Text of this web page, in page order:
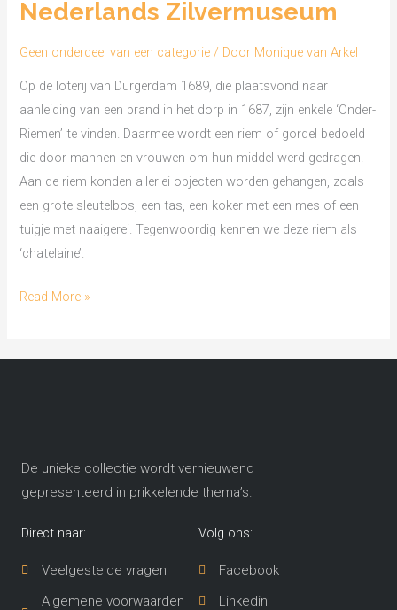
Nederlands Zilvermuseum
Geen onderdeel van een categorie / Door Monique van Arkel
Op de loterij van Durgerdam 1689, die plaatsvond naar
aanleiding van een brand in het dorp in 1687, zijn enkele ‘Onder-
Riemen’ te vinden. Daarmee wordt een riem of gordel bedoeld
die door mannen en vrouwen om hun middel werd gedragen.
Aan de riem konden allerlei objecten worden gehangen, zoals
een grote sleutelbos, een tas, een koker met een mes of een
tuigje met naaigerei. Tegenwoordig kennen we deze riem als
‘chatelaine’.
Read More »
De unieke collectie wordt vernieuwend
gepresenteerd in prikkelende thema’s​.
Direct naar:
Veelgestelde vragen
Algemene voorwaarden
Volg ons:
Facebook
Linkedin